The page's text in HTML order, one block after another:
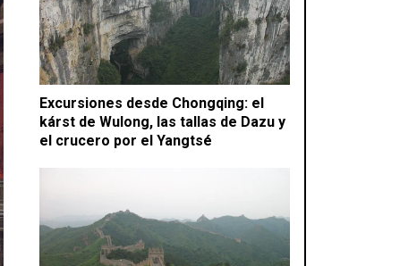
Excursiones desde Chongqing: el
kárst de Wulong, las tallas de Dazu y
el crucero por el Yangtsé